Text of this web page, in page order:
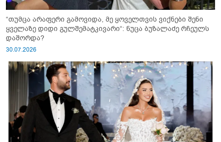
“თუმცა არაფერი გამოვიდა, მე ყოველთვის ვიქნები შენი
ყველაზე დიდი გულშემატკივარი“: ნუცა ბუზალაძე რჩეულს
დაშორდა?
30.07.2026